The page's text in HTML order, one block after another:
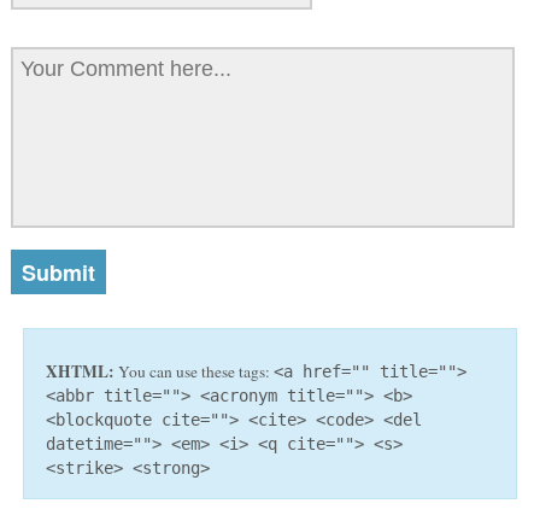
XHTML: You can use these tags: <a href="" title="">
<abbr title=""> <acronym title=""> <b>
<blockquote cite=""> <cite> <code> <del
datetime=""> <em> <i> <q cite=""> <s>
<strike> <strong>